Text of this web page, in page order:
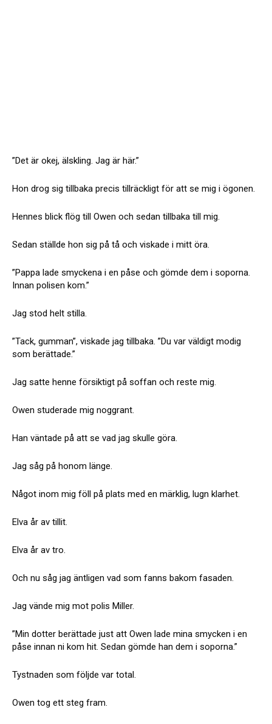
”Det är okej, älskling. Jag är här.”
Hon drog sig tillbaka precis tillräckligt för att se mig i ögonen.
Hennes blick flög till Owen och sedan tillbaka till mig.
Sedan ställde hon sig på tå och viskade i mitt öra.
”Pappa lade smyckena i en påse och gömde dem i soporna.
Innan polisen kom.”
Jag stod helt stilla.
”Tack, gumman”, viskade jag tillbaka. ”Du var väldigt modig
som berättade.”
Jag satte henne försiktigt på soffan och reste mig.
Owen studerade mig noggrant.
Han väntade på att se vad jag skulle göra.
Jag såg på honom länge.
Något inom mig föll på plats med en märklig, lugn klarhet.
Elva år av tillit.
Elva år av tro.
Och nu såg jag äntligen vad som fanns bakom fasaden.
Jag vände mig mot polis Miller.
”Min dotter berättade just att Owen lade mina smycken i en
påse innan ni kom hit. Sedan gömde han dem i soporna.”
Tystnaden som följde var total.
Owen tog ett steg fram.